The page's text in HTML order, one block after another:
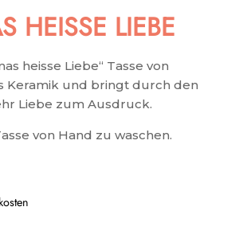
HEISSE LIEBE
heisse Liebe“ Tasse von
Keramik und bringt durch den
Liebe zum Ausdruck.
von Hand zu waschen.